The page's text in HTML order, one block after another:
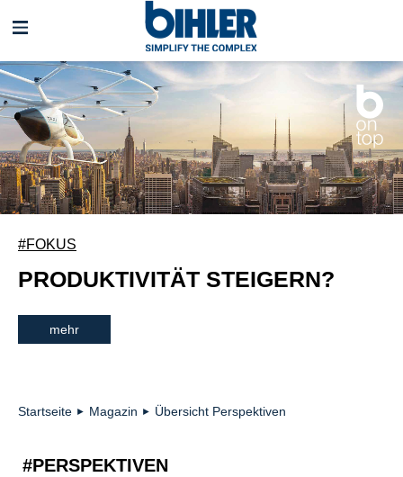
überspringen
#FOKUS
PRODUKTIVITÄT STEIGERN?
mehr
Startseite ► Magazin ► Übersicht Perspektiven
#PERSPEKTIVEN